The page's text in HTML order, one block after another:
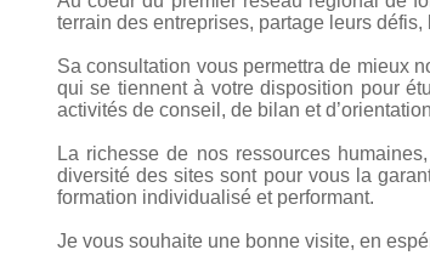
terrain des entreprises, partage leurs défis,
Sa consultation vous permettra de mieux
qui se tiennent à votre disposition pour
activités de conseil, de bilan et
La richesse de nos ressources
diversité des sites sont pour vous la
formation individualisé et performant.
Je vous souhaite une bonne visite, en